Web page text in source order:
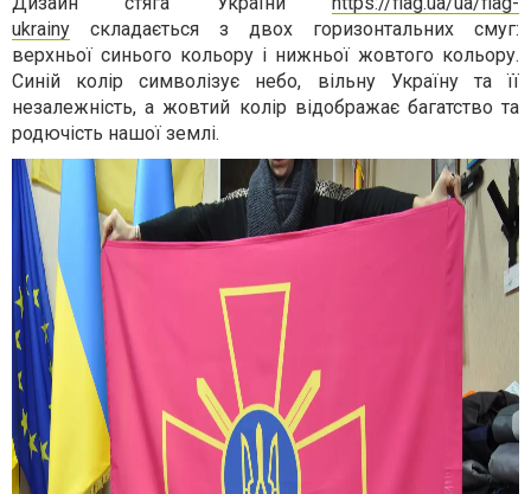
ukrainy складається з двох горизонтальних смуг:
верхньої синього кольору і нижньої жовтого кольору.
Синій колір символізує небо, вільну Україну та її
незалежність, а жовтий колір відображає багатство та
родючість нашої землі.